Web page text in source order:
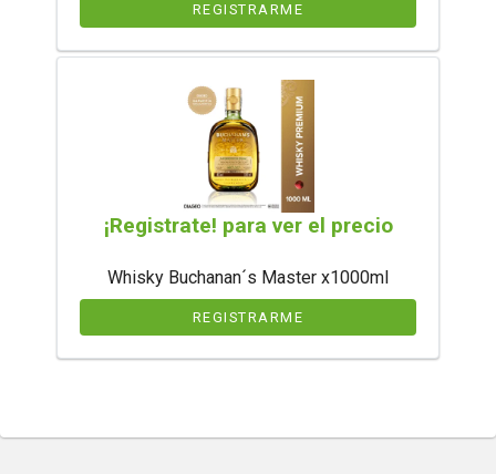
REGISTRARME
¡Registrate! para ver el precio
Whisky Buchanan´s Master x1000ml
REGISTRARME